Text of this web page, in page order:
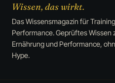
Wissen, das wirkt.
Das Wissensmagazin für
Performance. Geprüftes Wissen
Ernährung und Performance,
Hype.